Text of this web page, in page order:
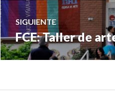
entradas
SIGUIENTE
Entrada
siguiente:
FCE: Taller de